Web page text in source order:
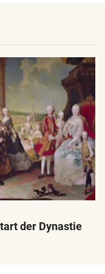
der Dynastie